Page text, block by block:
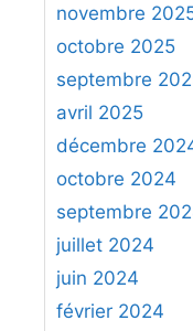
h
e
r
:
novembre
octobre 2025
septembre
avril 2025
décembre
octobre 2024
septembre
juillet 2024
juin 2024
février 2024